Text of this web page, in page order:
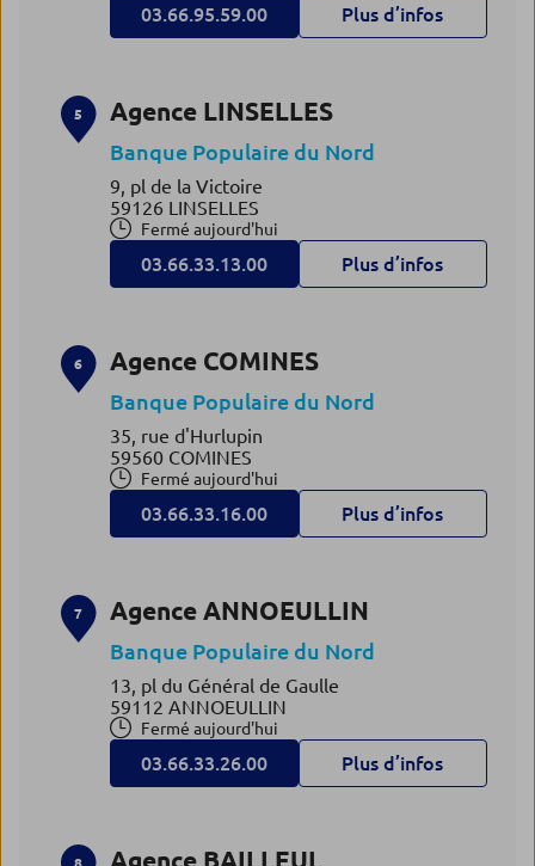
03.66.95.59.00 Plus d’infos
5 Agence LINSELLES
Banque Populaire du Nord
9, pl de la Victoire
59126 LINSELLES
Fermé aujourd'hui
03.66.33.13.00 Plus d’infos
6 Agence COMINES
Banque Populaire du Nord
35, rue d'Hurlupin
59560 COMINES
Fermé aujourd'hui
03.66.33.16.00 Plus d’infos
7 Agence ANNOEULLIN
Banque Populaire du Nord
13, pl du Général de Gaulle
59112 ANNOEULLIN
Fermé aujourd'hui
03.66.33.26.00 Plus d’infos
Agence BAILLEUL